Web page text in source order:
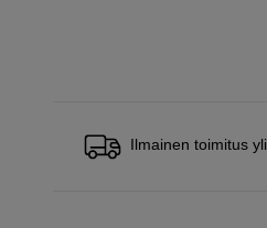
Ilmainen toimitus